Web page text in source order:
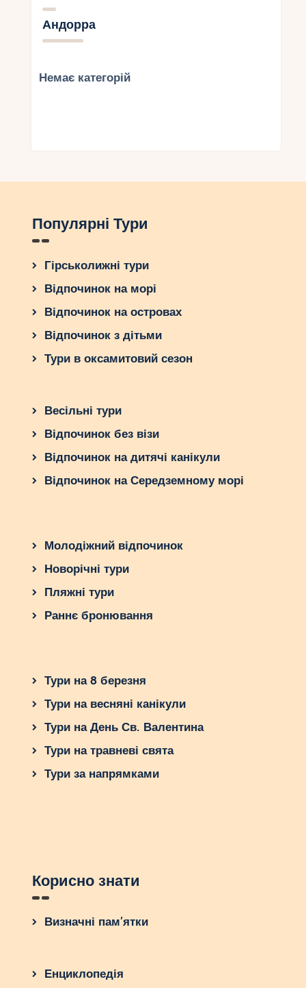
Андорра
Немає категорій
Популярні Тури
Гірськолижні тури
Відпочинок на морі
Відпочинок на островах
Відпочинок з дітьми
Тури в оксамитовий сезон
Весільні тури
Відпочинок без візи
Відпочинок на дитячі канікули
Відпочинок на Середземному морі
Молодіжний відпочинок
Новорічні тури
Пляжні тури
Раннє бронювання
Тури на 8 березня
Тури на весняні канікули
Тури на День Св. Валентина
Тури на травневі свята
Тури за напрямками
Корисно знати
Визначні пам’ятки
Енциклопедія